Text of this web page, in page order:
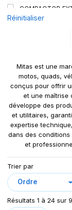
190
206
C
PR
COMPACTOR
EM01
FL-08
FL05
FL 08
FL08
HCM
MPT-03
MPT02
MPT04
MPT05
Réinitialiser
Mitas est une
motos, quads,
conçus pour offrir
et une maîtrise
développe des
et utilitaires,
expertise
dans des
et
Trier par
Résultats 1 à 24 sur